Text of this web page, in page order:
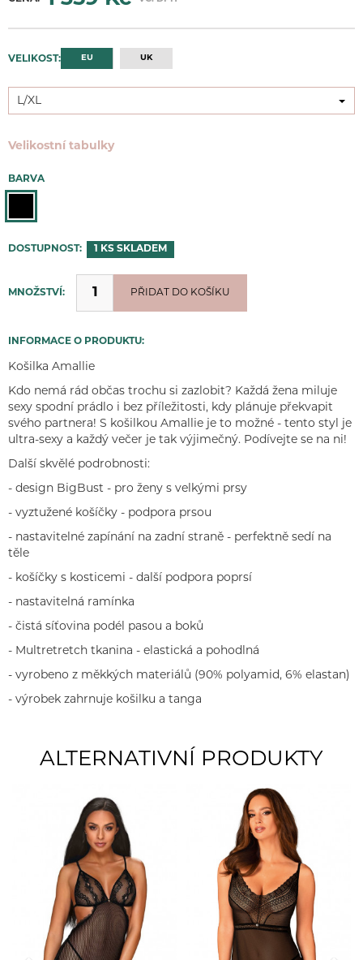
VELIKOST: EU UK
L/XL
L/XL
Velikostní tabulky
BARVA
DOSTUPNOST: 1 KS SKLADEM
MNOŽSTVÍ:
PŘIDÁNO PŘIDAT DO KOŠÍKU
INFORMACE O PRODUKTU:
Košilka Amallie
Kdo nemá rád občas trochu si zazlobit? Každá žena miluje
sexy spodní prádlo i bez příležitosti, kdy plánuje překvapit
svého partnera! S košilkou Amallie je to možné - tento styl je
ultra-sexy a každý večer je tak výjimečný. Podívejte se na ni!
Další skvělé podrobnosti:
- design BigBust - pro ženy s velkými prsy
- vyztužené košíčky - podpora prsou
- nastavitelné zapínání na zadní straně - perfektně sedí na
těle
- košíčky s kosticemi - další podpora poprsí
- nastavitelná ramínka
- čistá síťovina podél pasou a boků
- Multretretch tkanina - elastická a pohodlná
- vyrobeno z měkkých materiálů (90% polyamid, 6% elastan)
- výrobek zahrnuje košilku a tanga
ALTERNATIVNÍ PRODUKTY